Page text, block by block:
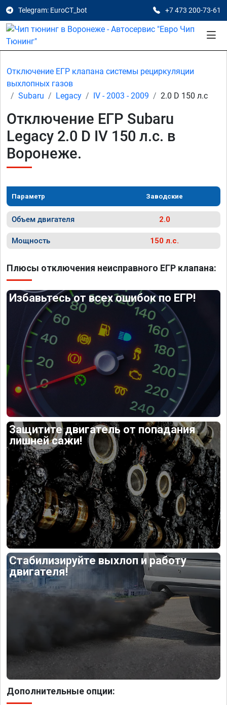
Telegram: EuroCT_bot +7 473 200-73-61
Отключение ЕГР клапана системы рециркуляции
выхлопных газов
Subaru
Legacy IV - 2003 - 2009 2.0 D 150 л.с
Отключение ЕГР Subaru
Legacy 2.0 D IV 150 л.с. в
Воронеже.
Параметр Заводские
Объем двигателя 2.0
Мощность 150 л.с.
Плюсы отключения неисправного ЕГР клапана:
Избавьтесь от всех ошибок по ЕГР!
Защитите двигатель от попадания
лишней сажи!
Стабилизируйте выхлоп и работу
двигателя!
Дополнительные опции: